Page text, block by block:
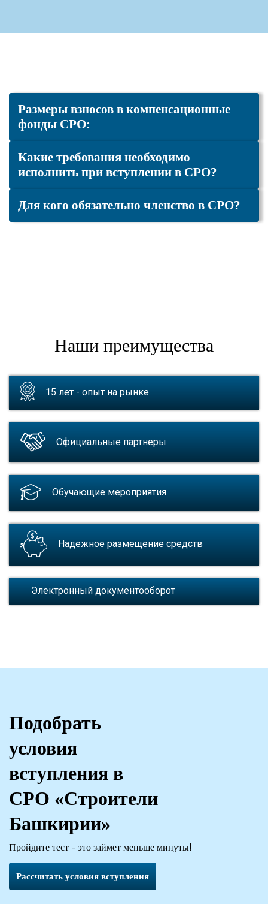
Размеры взносов в компенсационные
фонды СРО:
Какие требования необходимо
исполнить при вступлении в СРО?
Для кого обязательно членство в СРО?
Наши преимущества
15 лет - опыт на рынке
Официальные партнеры
Обучающие мероприятия
Надежное размещение средств
Электронный документооборот
Подобрать
условия
вступления в
СРО «Строители
Башкирии»
Пройдите тест - это займет меньше минуты!
Рассчитать условия вступления